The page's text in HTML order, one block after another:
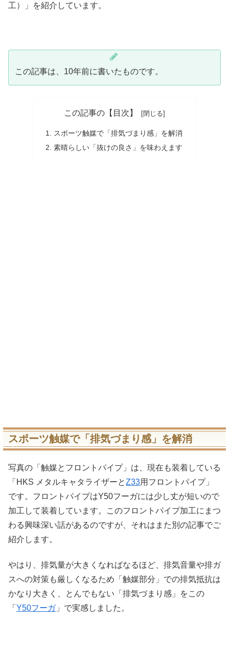
工）」を紹介しています。
この記事は、10年前に書いたものです。
この記事の【目次】
スポーツ触媒で「排気づまり感」を解消
素晴らしい「抜けの良さ」を味わえます
スポーツ触媒で「排気づまり感」を解消
写真の「触媒とフロントパイプ」は、現在も装着している
「HKS メタルキャタライザーとZ33用フロントパイプ」
です。フロントパイプはY50フーガには少し丈が短いので
加工して装着しています。このフロントパイプ加工にまつ
わる興味深い話があるのですが、それはまた別の記事でご
紹介します。
やはり、排気量が大きくなればなるほど、排気音量や排ガ
スへの対策も厳しくなるため「触媒部分」での排気抵抗は
かなり大きく、とんでもない「排気づまり感」をこの
「 Y50フーガ」で実感しました。